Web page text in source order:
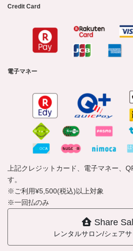
Credit Card
電子マネー
上記クレジットカード、電子マネー、
す。
※ご利用¥5,500(税込)以上対象
※一回払のみ
Share
レンタルサロン/シェア